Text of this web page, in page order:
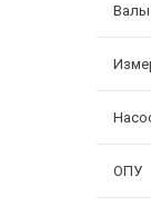
Валы
ОПУ